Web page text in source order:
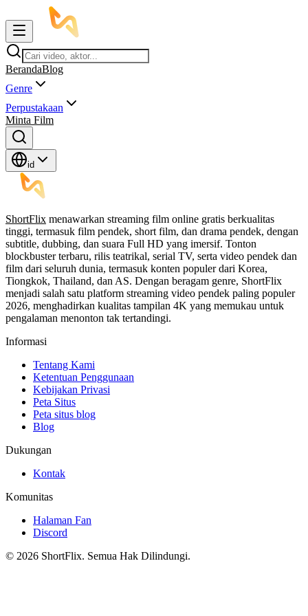
BerandaBlog
Genre
Perpustakaan
Minta Film
id
ShortFlix menawarkan streaming film online gratis berkualitas
tinggi, termasuk film pendek, short film, dan drama pendek, dengan
subtitle, dubbing, dan suara Full HD yang imersif. Tonton
blockbuster terbaru, rilis teatrikal, serial TV, serta video pendek dan
film dari seluruh dunia, termasuk konten populer dari Korea,
Tiongkok, Thailand, dan AS. Dengan beragam genre, ShortFlix
menjadi salah satu platform streaming video pendek paling populer
2026, menghadirkan kualitas tampilan 4K yang memukau untuk
pengalaman menonton tak tertandingi.
Informasi
Tentang Kami
Ketentuan Penggunaan
Kebijakan Privasi
Peta Situs
Peta situs blog
Blog
Dukungan
Kontak
Komunitas
Halaman Fan
Discord
© 2026 ShortFlix. Semua Hak Dilindungi.